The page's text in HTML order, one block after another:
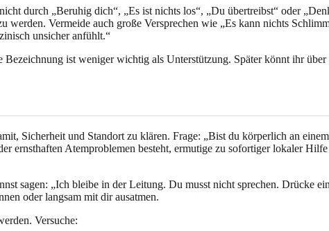
durch „Beruhig dich“, „Es ist nichts los“, „Du übertreibst“ oder
Vermeide auch große Versprechen wie „Es kann nichts
unsicher anfühlt.“
ist weniger wichtig als Unterstützung. Später könnt ihr
Sicherheit und Standort zu klären. Frage: „Bist du körperlich an
ernsthaften Atemproblemen besteht, ermutige zu sofortiger lokaler
sagen: „Ich bleibe in der Leitung. Du musst nicht sprechen. Drücke
oder langsam mit dir ausatmen.
Versuche: